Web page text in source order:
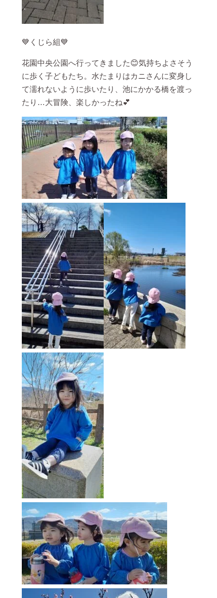
💙くじら組💙
花園中央公園へ行ってきました😊気持ちよさそう
に歩く子どもたち。水たまりはカニさんに変身し
て濡れないように歩いたり、池にかかる橋を渡っ
たり…大冒険、楽しかったね💕